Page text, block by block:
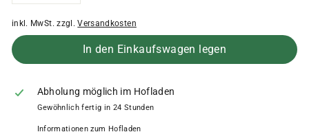
inkl. MwSt. zzgl.Versandkosten
In den Einkaufswagen legen
Abholung möglich im Hofladen
Gewöhnlich fertig in 24 Stunden
Informationen zum Hofladen